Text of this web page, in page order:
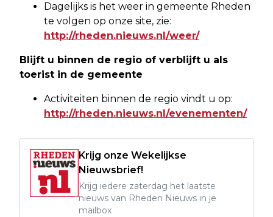
Dagelijks is het weer in gemeente Rheden
te volgen op onze site, zie:
http://rheden.nieuws.nl/weer/
Blijft u binnen de regio of verblijft u als
toerist in de gemeente
Activiteiten binnen de regio vindt u op:
http://rheden.nieuws.nl/evenementen/
Krijg onze Wekelijkse
Nieuwsbrief!
Krijg iedere zaterdag het laatste
nieuws van Rheden Nieuws in je
mailbox